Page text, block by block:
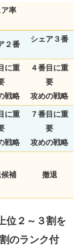
率
２番
シェア３番
に重
戦略
４番目に重
要
攻めの戦略
に重
戦略
７番目に重
要
攻めの戦略
補 撤退
位２～３割を
のランク付